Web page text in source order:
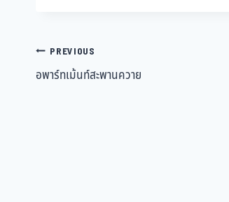
PREVIOUS
อพาร์ทเม้นท์สะพานควาย